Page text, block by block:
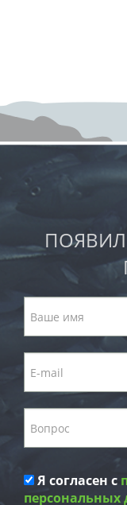
Я согласен с
персональных